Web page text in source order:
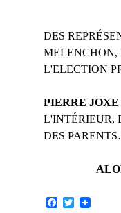
DES
MELENCHON,
L'ELECTION
PIERRE JOXE
L'INTÉRIEUR,
DES
F
T